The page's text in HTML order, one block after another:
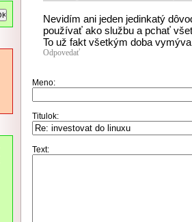
Nevidím ani jeden jedinkatý
používať ako službu a pchať
To už fakt všetkým doba
Odpovedať
Meno:
Titulok:
Text: